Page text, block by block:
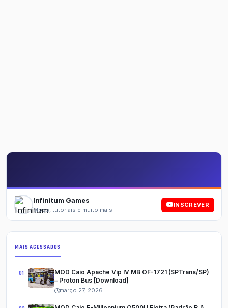
Infinitum Games
Mods, tutoriais e muito mais
INSCREVER
MAIS ACESSADOS
MOD Caio Apache Vip IV MB OF-1721 (SPTrans/SP)
– Proton Bus [Download]
março 27, 2026